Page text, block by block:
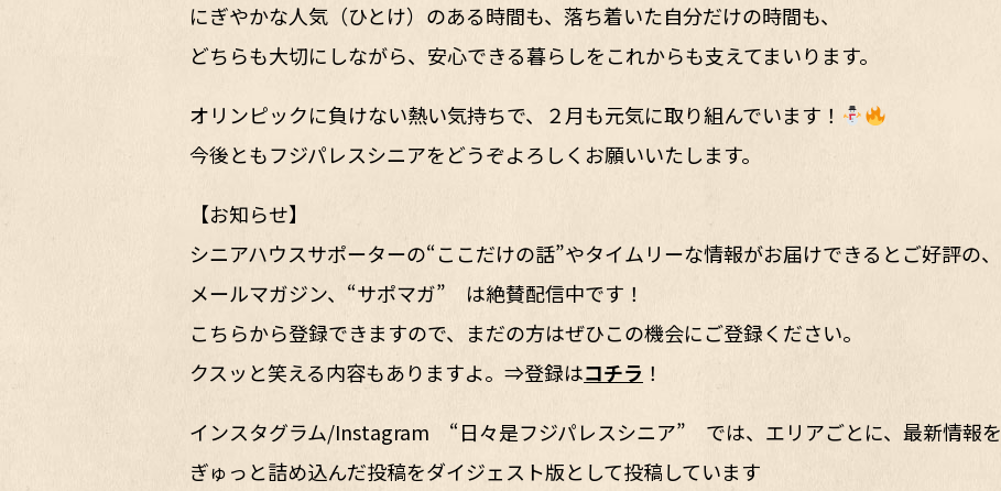
にぎやかな人気（ひとけ）のある時間も、落ち着いた自分だけの時間も、
どちらも大切にしながら、安心できる暮らしをこれからも支えてまいります。
オリンピックに負けない熱い気持ちで、２月も元気に取り組んでいます！
今後ともフジパレスシニアをどうぞよろしくお願いいたします。
【お知らせ】
シニアハウスサポーターの“ここだけの話”やタイムリーな情報がお届けできるとご好評の、
メールマガジン、“サポマガ” は絶賛配信中です！
こちらから登録できますので、まだの方はぜひこの機会にご登録ください。
クスッと笑える内容もありますよ。⇒登録はコチラ ！
インスタグラム/Instagram “日々是フジパレスシニア” では、エリアごとに、最新情報を
ぎゅっと詰め込んだ投稿をダイジェスト版として投稿しています